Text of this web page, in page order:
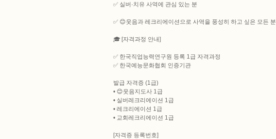
✅ 실버·치유 사역에 관심 있는 분
✅ 😊웃음과 레크리에이션으로 사역을 풍성히 하고 싶은 모든 분
🎓 [자격과정 안내]
✅ 한국직업능력연구원 등록 1급 자격과정
✅ 한국예능문화협회 인증기관
발급 자격증 (1급)
• 😊웃음지도사 1급
• 실버레크리에이션 1급
• 레크리에이션 1급
• 교회레크리에이션 1급
[자격증 등록번호]